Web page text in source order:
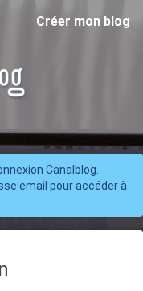
Créer mon blog
Canalblog.
email pour accéder à